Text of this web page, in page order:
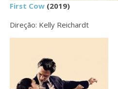
First Cow (2019)
Direção: Kelly Reichardt